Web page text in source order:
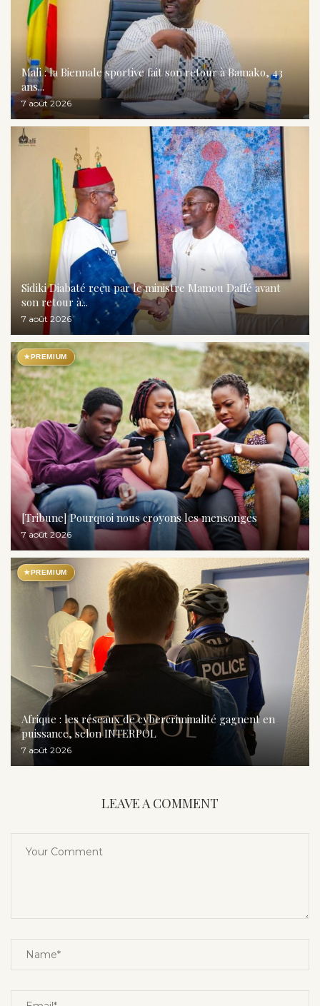
Mali : la Biennale sportive fait son retour à Bamako, 43
ans...
7 août 2026
Sidiki Diabaté reçu par le ministre Mamou Daffé avant
son retour à...
7 août 2026
★PREMIUM
[Tribune] Pourquoi nous croyons les mensonges
7 août 2026
★PREMIUM
Afrique : les réseaux de cybercriminalité gagnent en
puissance, selon INTERPOL
7 août 2026
LEAVE A COMMENT